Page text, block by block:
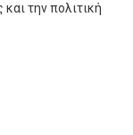
την πολιτική